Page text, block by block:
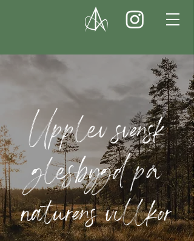
Upplev svensk
glesbygd på
naturens villkor